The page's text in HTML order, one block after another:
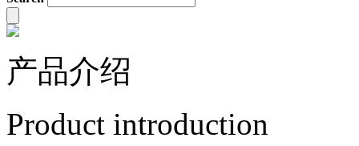
产品介绍
Product introduction